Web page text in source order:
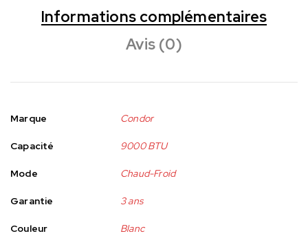
Informations complémentaires
Avis (0)
Marque Condor
Capacité 9000 BTU
Mode Chaud-Froid
Garantie 3 ans
Couleur Blanc